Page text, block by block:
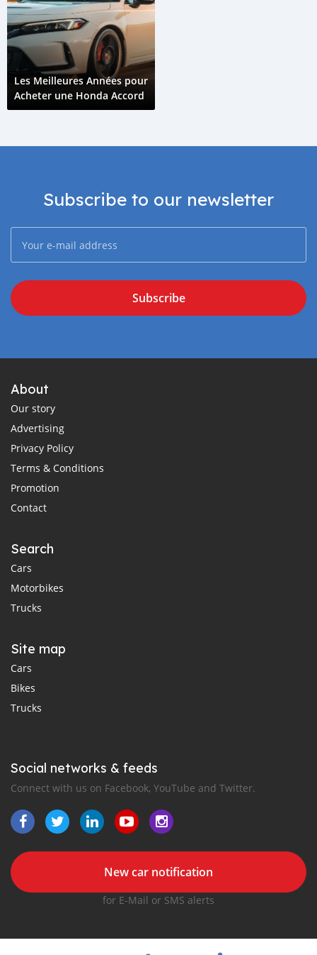
Les Meilleures Années pour
Acheter une Honda Accord
Subscribe to our newsletter
Subscribe
About
Our story
Advertising
Privacy Policy
Terms & Conditions
Promotion
Contact
Search
Cars
Motorbikes
Trucks
Site map
Cars
Bikes
Trucks
Social networks & feeds
Connect with us on Facebook, YouTube and Twitter.
New car notification
for E-Mail or SMS alerts